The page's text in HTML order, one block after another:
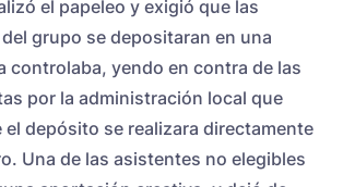
el papeleo y exigió que las
grupo se depositaran en una
controlaba, yendo en contra de las
por la administración local que
el depósito se realizara directamente
Una de las asistentes no elegibles